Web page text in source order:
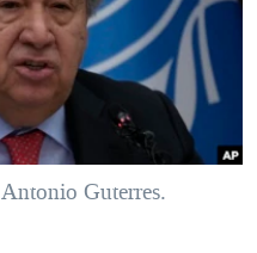
GAZA
Guterres.